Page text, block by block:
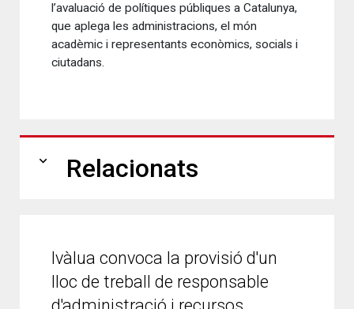
l’avaluació de polítiques públiques a Catalunya,
que aplega les administracions, el món
acadèmic i representants econòmics, socials i
ciutadans.
expand_more Relacionats
Ivàlua convoca la provisió d'un
lloc de treball de responsable